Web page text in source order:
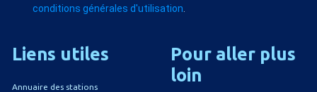
conditions générales d'utilisation
Liens utiles
Annuaire des stations
Pour aller plus
loin